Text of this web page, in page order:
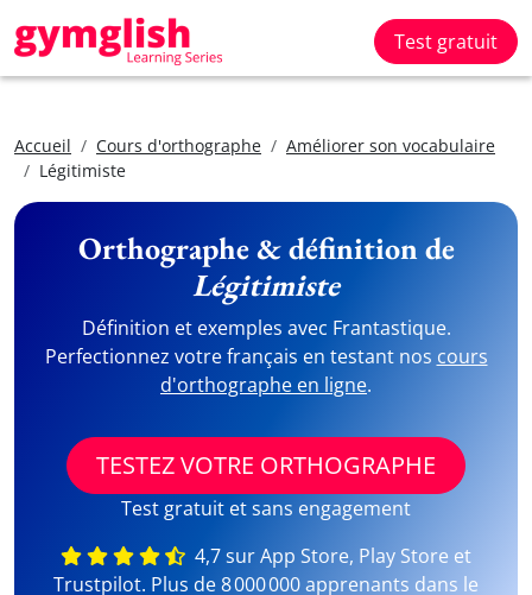
Test gratuit
Accueil Cours d'orthographe
Améliorer son vocabulaire
Légitimiste
Orthographe & définition de
Légitimiste
Définition et exemples avec Frantastique.
Perfectionnez votre français en testant nos cours
d'orthographe en ligne.
TESTEZ VOTRE ORTHOGRAPHE
Test gratuit et sans engagement
4,7 sur App Store, Play Store et
Trustpilot. Plus de 8 000 000 apprenants dans le